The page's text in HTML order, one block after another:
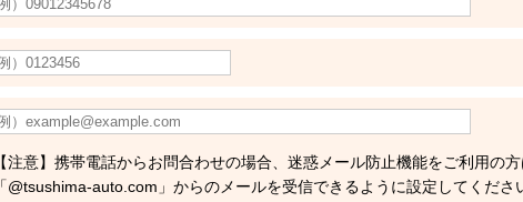
【注意】携帯電話からお問合わせの場合、迷惑メール防止機能をご利用の
「@tsushima-auto.com」からのメールを受信できるように設定してくださ